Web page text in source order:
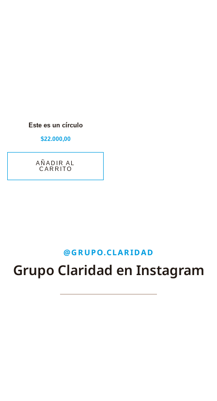
Este es un círculo
$22.000,00
AÑADIR AL
CARRITO
@GRUPO.CLARIDAD
Grupo Claridad en Instagram